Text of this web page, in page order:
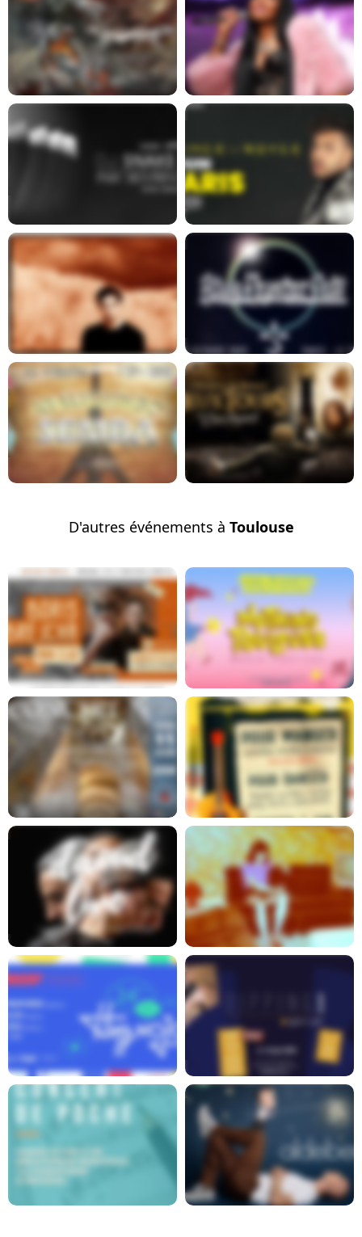
En savoir plus En savoir plus
En savoir plus
En savoir plus En savoir plus
En savoir plus En savoir plus
D'autres événements à Toulouse
Report
En savoir plus En savoir plus
En savoir plus
En savoir plus En savoir plus
En savoir plus En savoir plus
En savoir plus